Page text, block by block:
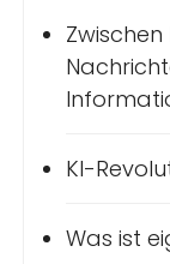
KI-
Was ist